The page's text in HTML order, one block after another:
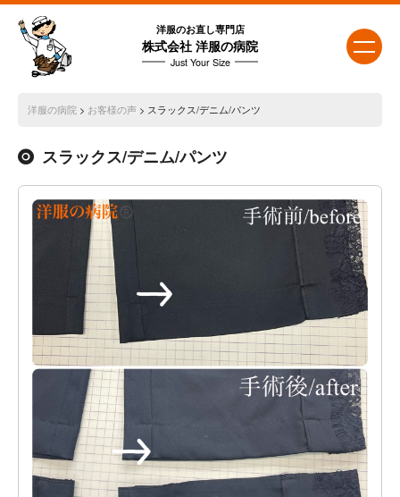
洋服のお直し専門店
株式会社 洋服の病院
Just Your Size
洋服の病院 > お客様の声> スラックス/デニム/パンツ
スラックス/デニム/パンツ